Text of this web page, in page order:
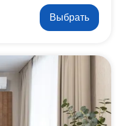
Выбрать